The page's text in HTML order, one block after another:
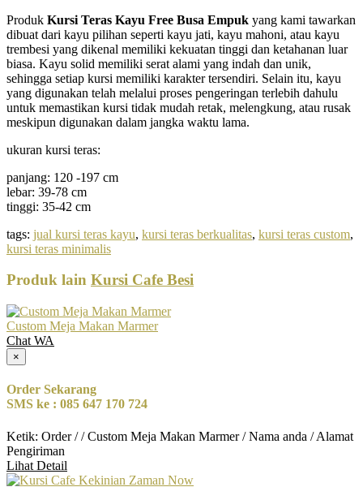
Produk Kursi Teras Kayu Free Busa Empuk yang kami tawarkan
dibuat dari kayu pilihan seperti kayu jati, kayu mahoni, atau kayu
trembesi yang dikenal memiliki kekuatan tinggi dan ketahanan luar
biasa. Kayu solid memiliki serat alami yang indah dan unik,
sehingga setiap kursi memiliki karakter tersendiri. Selain itu, kayu
yang digunakan telah melalui proses pengeringan terlebih dahulu
untuk memastikan kursi tidak mudah retak, melengkung, atau rusak
meskipun digunakan dalam jangka waktu lama.
ukuran kursi teras:
panjang: 120 -197 cm
lebar: 39-78 cm
tinggi: 35-42 cm
tags: jual kursi teras kayu, kursi teras berkualitas, kursi teras custom,
kursi teras minimalis
Produk lain Kursi Cafe Besi
Custom Meja Makan Marmer
Chat WA
×
Order Sekarang
SMS ke : 085 647 170 724
Ketik: Order / / Custom Meja Makan Marmer / Nama anda / Alamat
Pengiriman
Lihat Detail